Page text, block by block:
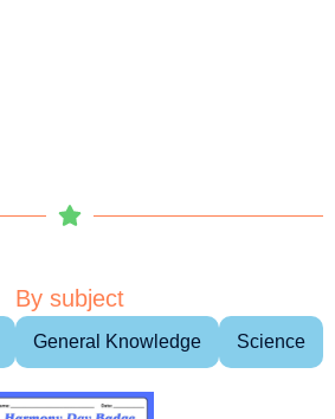
By subject
General Knowledge Science